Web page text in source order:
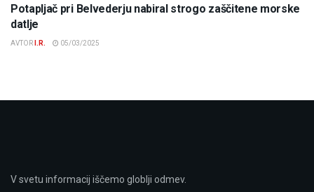
Potapljač pri Belvederju nabiral strogo zaščitene morske
datlje
AVTOR I.R. 05/03/2025
V svetu informacij iščemo globlji odmev.